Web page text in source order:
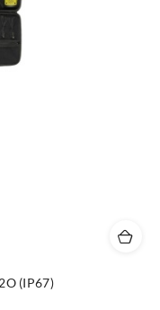
(IP67)